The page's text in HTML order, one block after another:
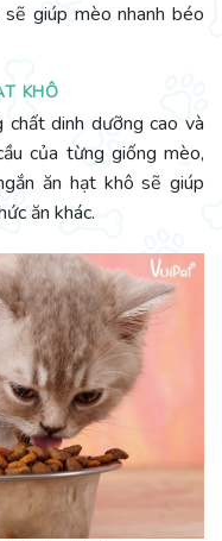
giúp mèo nhanh béo
KHÔ
dinh dưỡng cao và
của từng giống mèo,
ăn hạt khô sẽ giúp
ăn khác.